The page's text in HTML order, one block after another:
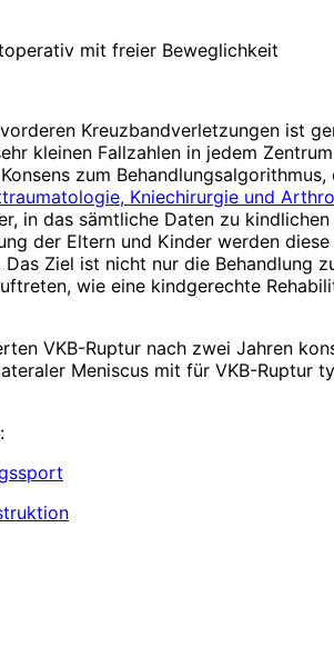
mit freier Beweglichkeit
Kreuzbandverletzungen ist
kleinen Fallzahlen in jedem
zum
Kniechirurgie und
in das sämtliche Daten zu
der Eltern und Kinder werden
Ziel ist nicht nur die Behandlung
wie eine kindgerechte
VKB-Ruptur nach zwei Jahren
Meniscus mit für VKB-Ruptur